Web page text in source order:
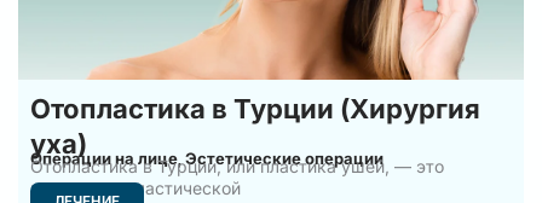
Отопластика в Турции (Хирургия
уха)
Операции на лице,Эстетические операции
Отопластика в Турции, или пластика ушей, — это
процедура пластической